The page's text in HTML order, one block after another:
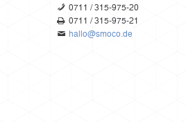
0711 / 315-975-20
0711 / 315-975-21
hallo@smoco.de